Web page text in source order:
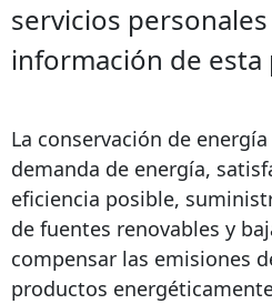
servicios
información de esta
La conservación de
demanda de energía,
eficiencia posible,
de fuentes renovables y
compensar las emisiones
productos